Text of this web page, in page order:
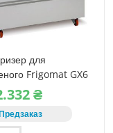
для
Frigomat GX6
₴